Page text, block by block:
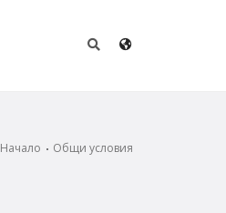
Начало Общи условия